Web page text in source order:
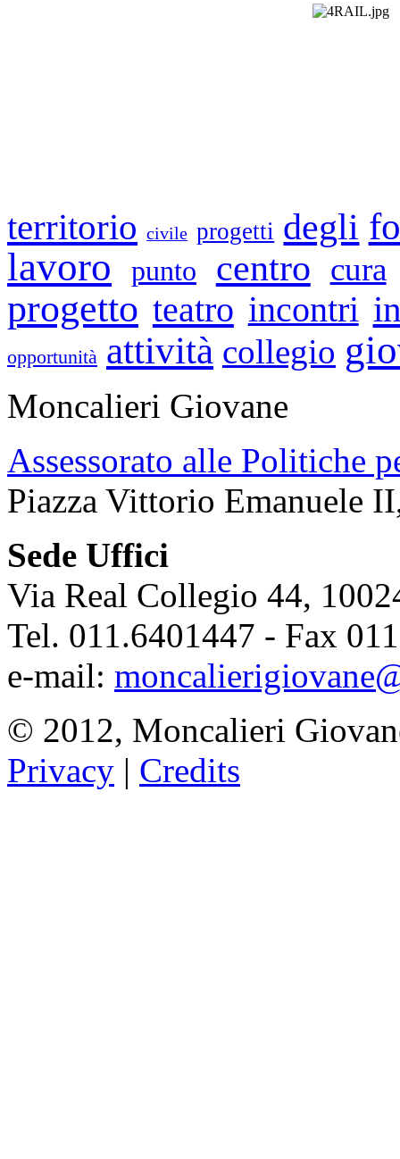
territorio civile progetti degli
lavoro punto centro cura
progetto teatro incontri
opportunità attività collegio
Moncalieri Giovane
Assessorato alle Politiche
Piazza Vittorio Emanuele
Sede Uffici
Via Real Collegio 44,
Tel. 011.6401447 - Fax
e-mail:
© 2012, Moncalieri
Privacy | Credits